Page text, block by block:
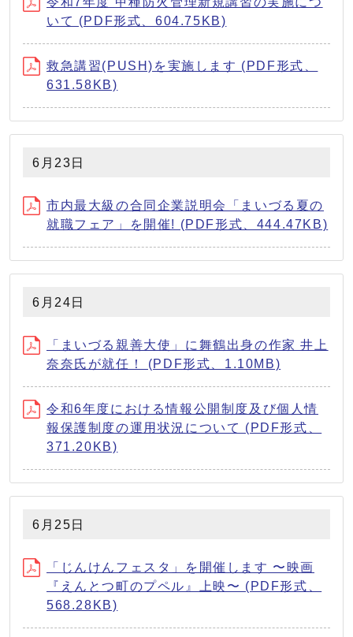
いて (PDF形式、604.75KB)
救急講習(PUSH)を実施します (PDF形式、
631.58KB)
6月23日
市内最大級の合同企業説明会「まいづる夏の
就職フェア」を開催! (PDF形式、444.47KB)
6月24日
「まいづる親善大使」に舞鶴出身の作家 井上
奈奈氏が就任！ (PDF形式、1.10MB)
令和6年度における情報公開制度及び個人情
報保護制度の運用状況について (PDF形式、
371.20KB)
6月25日
「じんけんフェスタ」を開催します 〜映画
『えんとつ町のプペル』上映〜 (PDF形式、
568.28KB)